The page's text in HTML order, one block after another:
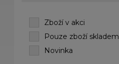
Zboží v akci
Pouze zboží skladem
Novinka